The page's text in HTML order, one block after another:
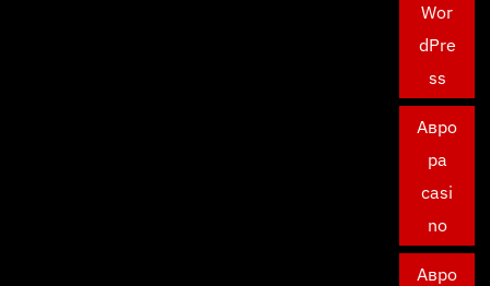
Wor
dPre
ss
Авро
ра
casi
no
Авро